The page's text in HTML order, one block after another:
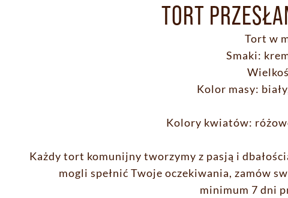
TORT
Tort w
Smaki:
Kolor masy:
Kolory kwiatów:
Każdy tort komunijny tworzymy z pasją i
mogli spełnić Twoje oczekiwania, zamów
minimum 7 dni